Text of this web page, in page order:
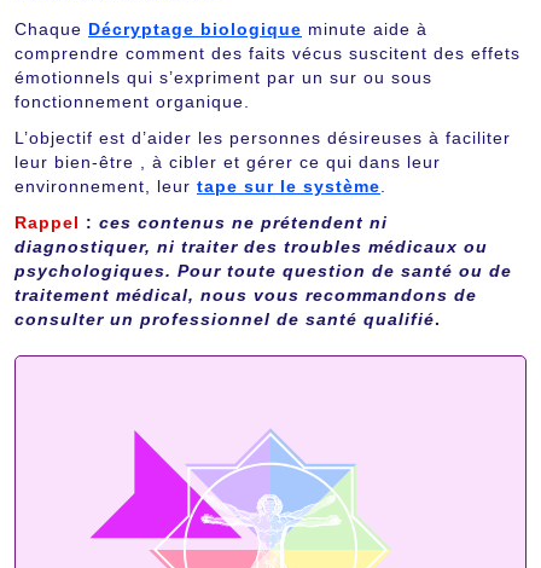
Chaque Décryptage biologique minute aide à
comprendre comment des faits vécus suscitent des effets
émotionnels qui s’expriment par un sur ou sous
fonctionnement organique.
L’objectif est d’aider les personnes désireuses à faciliter
leur bien-être , à cibler et gérer ce qui dans leur
environnement, leur tape sur le système.
Rappel : ces contenus ne prétendent ni
diagnostiquer, ni traiter des troubles médicaux ou
psychologiques. Pour toute question de santé ou de
traitement médical, nous vous recommandons de
consulter un professionnel de santé qualifié.